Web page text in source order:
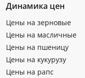
Динамика цен
Цены на зерновые
Цены на масличные
Цены на пшеницу
Цены на кукурузу
Цены на рапс